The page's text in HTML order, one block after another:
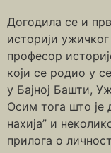
Догодила се и
историји
професор
који се родио у
у Бајној Башти,
Осим тога што је
нахија” и
прилога о